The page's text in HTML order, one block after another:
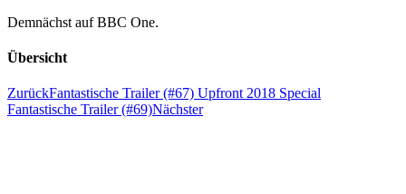
Demnächst auf BBC One.
Übersicht
ZurückFantastische Trailer (#67) Upfront 2018 Special
Fantastische Trailer (#69)Nächster